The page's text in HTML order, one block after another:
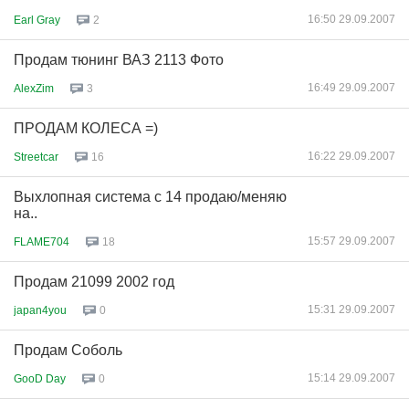
Earl Gray 2 16:50 29.09.2007
Продам тюнинг ВАЗ 2113 Фото
AlexZim 3 16:49 29.09.2007
ПРОДАМ КОЛЕСА =)
Streetcar 16 16:22 29.09.2007
Выхлопная система с 14 продаю/меняю
на..
FLAME704 18 15:57 29.09.2007
Продам 21099 2002 год
japan4you 0 15:31 29.09.2007
Продам Соболь
GooD Day 0 15:14 29.09.2007